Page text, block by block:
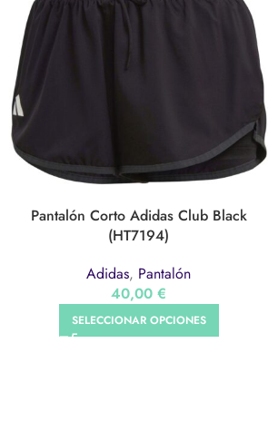
Pantalón Corto Adidas Club Black
(HT7194)
Adidas, Pantalón
40,00€
SELECCIONAR OPCIONES